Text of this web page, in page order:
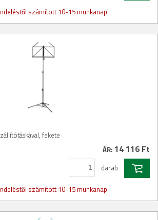
számított 10-15 munkanap
fekete
ÁR: 14 116 Ft
darab
számított 10-15 munkanap